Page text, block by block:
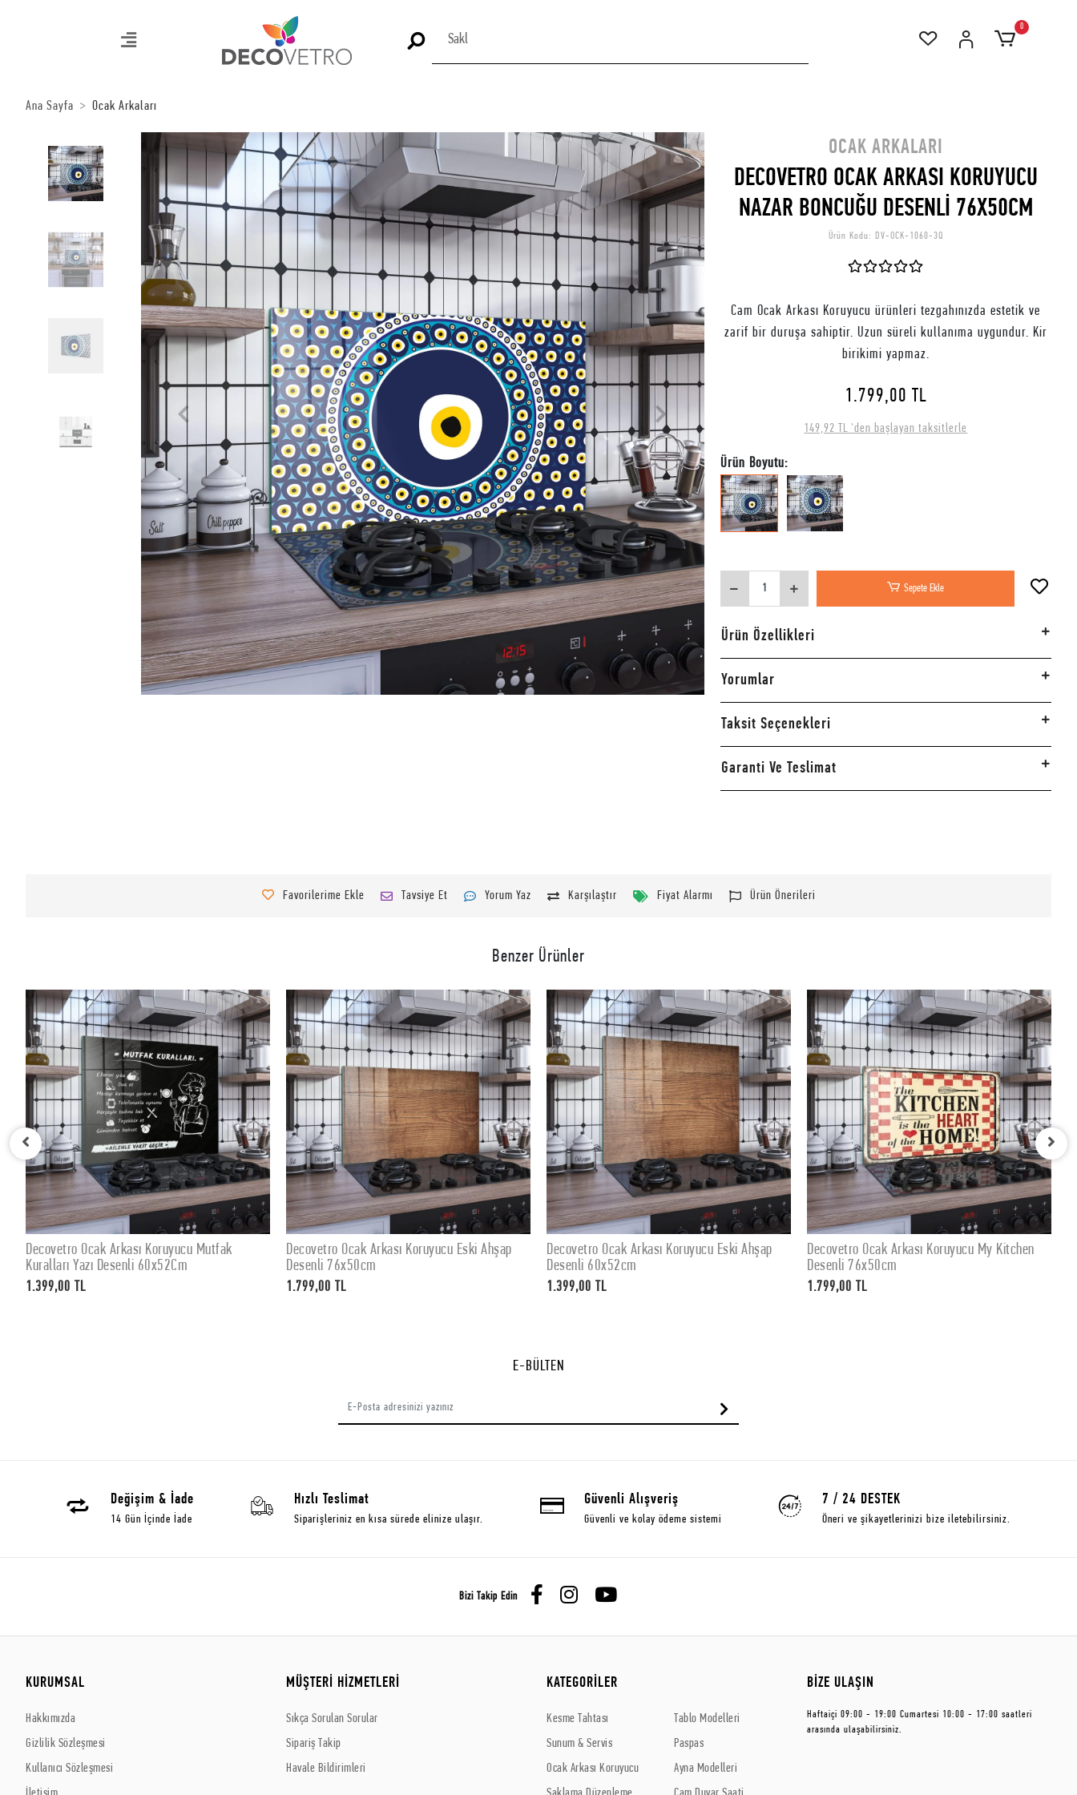
0
Ana Sayfa Ocak Arkaları
OCAK ARKALARI
DECOVETRO OCAK ARKASI KORUYUCU
NAZAR BONCUĞU DESENLİ 76X50CM
Ürün Kodu: DV-OCK-1060-3Q
Cam Ocak Arkası Koruyucu ürünleri tezgahınızda estetik ve
zarif bir duruşa sahiptir. Uzun süreli kullanıma uygundur. Kir
birikimi yapmaz.
1.799,00 TL
149,92 TL 'den başlayan taksitlerle
Ürün Boyutu:
Sepete Ekle
Ürün Özellikleri
Yorumlar
Taksit Seçenekleri
Garanti Ve Teslimat
Favorilerime Ekle Tavsiye Et Yorum Yaz Karşılaştır Fiyat Alarmı Ürün Önerileri
Benzer Ürünler
SEPETE EKLE
Decovetro Ocak Arkası Koruyucu Eski Ahşap
Desenli 76x50cm
1.799,00 TL
SEPETE EKLE
Decovetro Ocak Arkası Koruyucu Eski Ahşap
Desenli 60x52cm
1.399,00 TL
SEPETE EKLE
Decovetro Ocak Arkası Koruyucu My Kitchen
Desenli 76x50cm
1.799,00 TL
SEPETE EKLE
Decovetro Ocak Arkası Koruyucu My Kitchen
Desenli 60x52cm
1.399,00 TL
E-BÜLTEN
Değişim & İade
14 Gün İçinde İade
Hızlı Teslimat
Siparişleriniz en kısa sürede elinize ulaşır.
Güvenli Alışveriş
Güvenli ve kolay ödeme sistemi
7 / 24 DESTEK
Öneri ve şikayetlerinizi bize iletebilirsiniz.
Bizi Takip Edin
KURUMSAL
Hakkımızda
Gizlilik Sözleşmesi
Kullanıcı Sözleşmesi
MÜŞTERİ HİZMETLERİ
Sıkça Sorulan Sorular
Sipariş Takip
Havale Bildirimleri
KATEGORİLER
Kesme Tahtası
Sunum & Servis
Ocak Arkası Koruyucu
Tablo Modelleri
Paspas
Ayna Modelleri
BİZE ULAŞIN
Haftaiçi 09:00 - 19:00 Cumartesi 10:00 - 17:00 saatleri
arasında ulaşabilirsiniz.